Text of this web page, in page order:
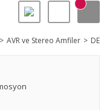
AVR ve Stereo Amfiler